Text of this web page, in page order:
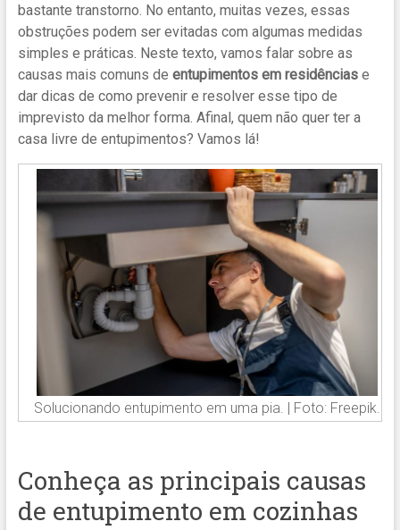
bastante transtorno. No entanto, muitas vezes, essas
obstruções podem ser evitadas com algumas medidas
simples e práticas. Neste texto, vamos falar sobre as
causas mais comuns de entupimentos em residências e
dar dicas de como prevenir e resolver esse tipo de
imprevisto da melhor forma. Afinal, quem não quer ter a
casa livre de entupimentos? Vamos lá!
Solucionando entupimento em uma pia. | Foto: Freepik.
Conheça as principais causas
de entupimento em cozinhas